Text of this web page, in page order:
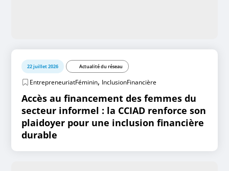
22 juillet 2026 Actualité du réseau
EntrepreneuriatFéminin, InclusionFinancière
Accès au financement des femmes du
secteur informel : la CCIAD renforce son
plaidoyer pour une inclusion financière
durable